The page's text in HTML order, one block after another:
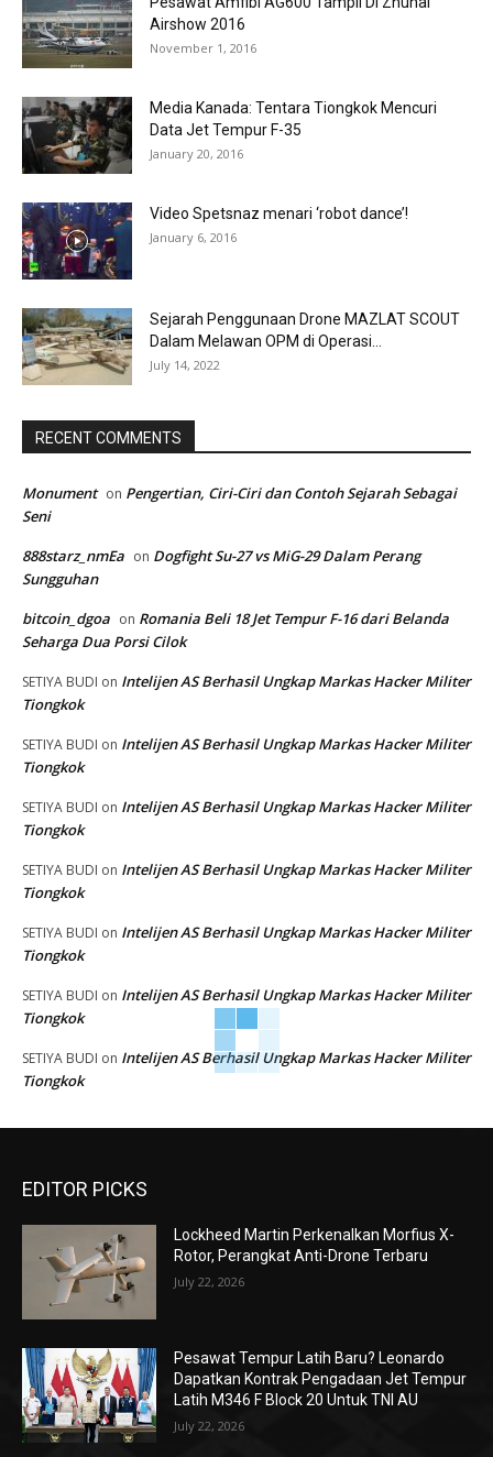
Airshow 2016
November 1, 2016
Media Kanada: Tentara Tiongkok Mencuri
Data Jet Tempur F-35
January 20, 2016
Video Spetsnaz menari ‘robot dance’!
January 6, 2016
Sejarah Penggunaan Drone MAZLAT SCOUT
Dalam Melawan OPM di Operasi...
July 14, 2022
RECENT COMMENTS
Monument on Pengertian, Ciri-Ciri dan Contoh Sejarah Sebagai
Seni
888starz_nmEa on Dogfight Su-27 vs MiG-29 Dalam Perang
Sungguhan
bitcoin_dgoa on Romania Beli 18 Jet Tempur F-16 dari Belanda
Seharga Dua Porsi Cilok
SETIYA BUDI on Intelijen AS Berhasil Ungkap Markas Hacker Militer
Tiongkok
SETIYA BUDI on Intelijen AS Berhasil Ungkap Markas Hacker Militer
Tiongkok
SETIYA BUDI on Intelijen AS Berhasil Ungkap Markas Hacker Militer
Tiongkok
SETIYA BUDI on Intelijen AS Berhasil Ungkap Markas Hacker Militer
Tiongkok
SETIYA BUDI on Intelijen AS Berhasil Ungkap Markas Hacker Militer
Tiongkok
SETIYA BUDI on Intelijen AS Berhasil Ungkap Markas Hacker Militer
Tiongkok
SETIYA BUDI on Intelijen AS Berhasil Ungkap Markas Hacker Militer
Tiongkok
EDITOR PICKS
Lockheed Martin Perkenalkan Morfius X-
Rotor, Perangkat Anti-Drone Terbaru
July 22, 2026
Pesawat Tempur Latih Baru? Leonardo
Dapatkan Kontrak Pengadaan Jet Tempur
Latih M346 F Block 20 Untuk TNI AU
July 22, 2026